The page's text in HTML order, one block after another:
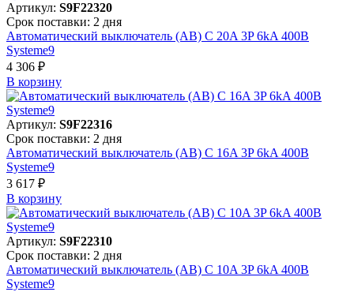
Артикул: S9F22320
Срок поставки: 2 дня
Автоматический выключатель (АВ) C 20A 3P 6kA 400В
Systeme9
4 306 ₽
В корзинy
Артикул: S9F22316
Срок поставки: 2 дня
Автоматический выключатель (АВ) C 16A 3P 6kA 400В
Systeme9
3 617 ₽
В корзинy
Артикул: S9F22310
Срок поставки: 2 дня
Автоматический выключатель (АВ) C 10A 3P 6kA 400В
Systeme9